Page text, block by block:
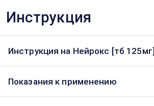
Инструкция
Инструкция на Нейрокс [тб 125мг]
Показания к применению